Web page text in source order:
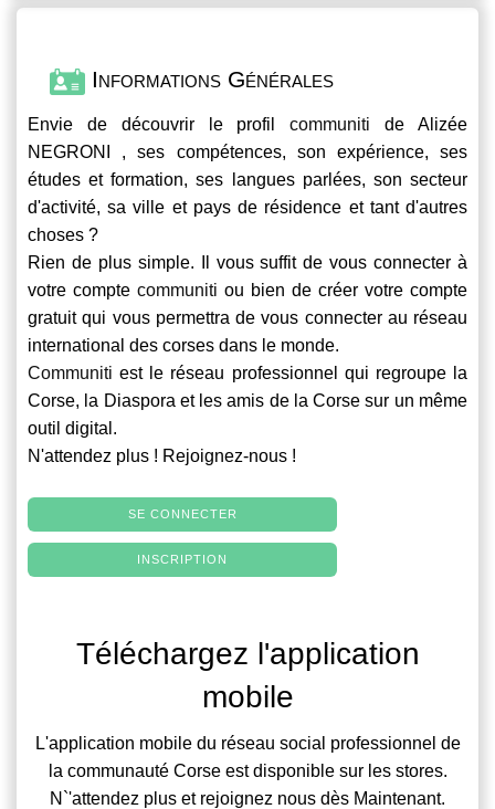
Informations Générales
Envie de découvrir le profilcommuniti de Alizée
NEGRONI , ses compétences, son expérience, ses
études et formation, ses langues parlées, son secteur
d'activité, sa ville et pays de résidence et tant d'autres
choses ?
Rien de plus simple. Il vous suffit de vous connecter à
votre compte communiti ou bien de créer votre compte
gratuit qui vous permettra de vous connecter au réseau
international des corses dans le monde.
Communiti est le réseau professionnel qui regroupe la
Corse, la Diaspora et les amis de la Corse sur un même
outil digital.
N'attendez plus ! Rejoignez-nous !
SE CONNECTER
INSCRIPTION
Téléchargez l'application
mobile
L'application mobile du réseau social professionnel de
la communauté Corse est disponible sur les stores.
N`'attendez plus et rejoignez nous dès Maintenant.